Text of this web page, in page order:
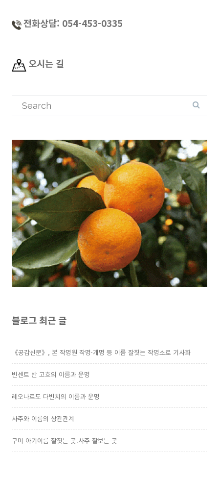
전화상담: 054-453-0335
오시는 길
for:
블로그 최근 글
《공감신문》, 본 작명원 작명·개명 등 이름 잘짓는 작명소로 기사화
빈센트 반 고흐의 이름과 운명
레오나르도 다빈치의 이름과 운명
사주와 이름의 상관관계
구미 아기이름 잘짓는 곳.사주 잘보는 곳